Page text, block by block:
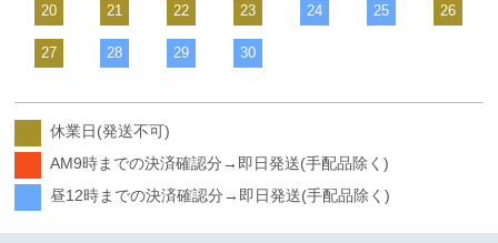
20 21 22 23 24 25 26
27 28 29 30
休業日(発送不可)
AM9時までの決済確認分→即日発送(手配品除く)
昼12時までの決済確認分→即日発送(手配品除く)